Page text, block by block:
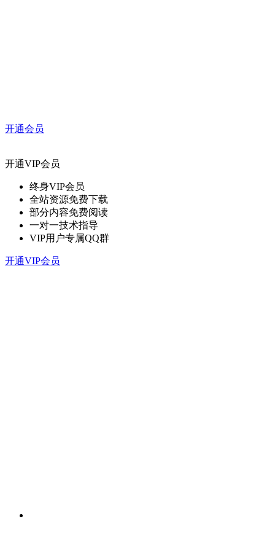
开通会员
开通VIP会员
终身VIP会员
全站资源免费下载
部分内容免费阅读
一对一技术指导
VIP用户专属QQ群
开通VIP会员